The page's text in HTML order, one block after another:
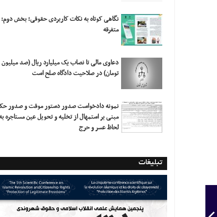
نگاهی کوتاه به نکات کاربردی حقوقی؛ بخش دوم:
متفرقه
دعاوی مالی تا نصاب یک میلیارد ریال (صد میلیون
تومان) در صلاحیت دادگاه صلح است
نمونه دادخواست صدور دستور موقت و صدور
مبنی بر استمهال از تخلیه و تحویل عین مستاجره
لحاظ عسر و حرج
تبلیغات